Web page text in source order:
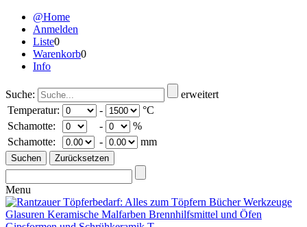
@Home
Anmelden
Liste0
Warenkorb0
Info
Suche:
erweitert
Temperatur:
-
°C
Schamotte:
-
%
Schamotte:
- mm
Menu